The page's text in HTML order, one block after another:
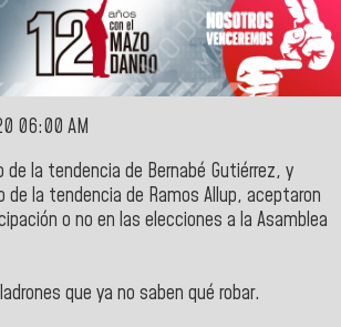
06:00 AM
de la tendencia de Bernabé Gutiérrez, y
de la tendencia de Ramos Allup, aceptaron
o no en las elecciones a la Asamblea
que ya no saben qué robar.